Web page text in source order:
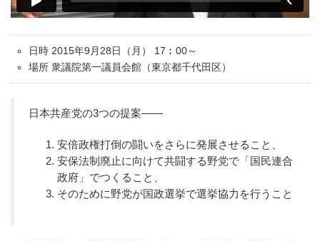
日時 2015年9月28日（月） 17︰00～
場所 衆議院第一議員会館（東京都千代田区）
日本共産党の3つの提案――
安倍政権打倒の闘いをさらに発展させること、
安保法制廃止に向けて共闘する野党で「国民連合
政府」でつくること、
そのために野党が国政選挙で選挙協力を行うこと